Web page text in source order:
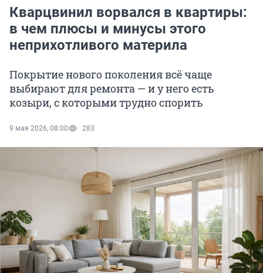
Кварцвинил ворвался в квартиры:
в чем плюсы и минусы этого
неприхотливого материла
Покрытие нового поколения всё чаще
выбирают для ремонта — и у него есть
козыри, с которыми трудно спорить
9 мая 2026, 08:00 283